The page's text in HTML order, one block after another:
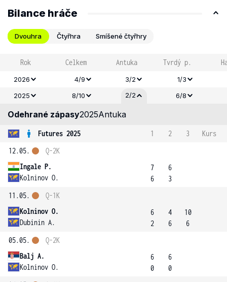
Bilance hráče
Dvouhra Čtyřhra Smíšené čtyřhry
Rok Celkem Antuka Tvrdý p.
2026 4/9 3/2
1/3
2025
8/10 2/2 6/8
Odehrané zápasy2025Antuka
Futures 2025 1 2 3
Kurs
12.05.
Ingale P.
Kolninov O.
Q-2K
7
6
6
3
11.05.
Kolninov O.
Dubinin A.
Q-1K
6
2
4
6
10
6
05.05.
Balj A.
Kolninov O.
Q-2K
6
0
6
0